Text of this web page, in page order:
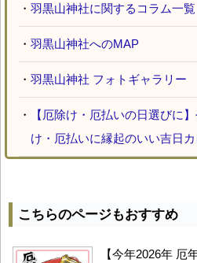
・ 羽黒山神社に関するコラム一覧
・ 羽黒山神社へのMAP
・ 羽黒山神社 フォトギャラリー
・
【厄除け・厄払いの日選びに
け・厄払いに縁起のいい吉日
こちらのページもおすすめ
【今年2026年 厄